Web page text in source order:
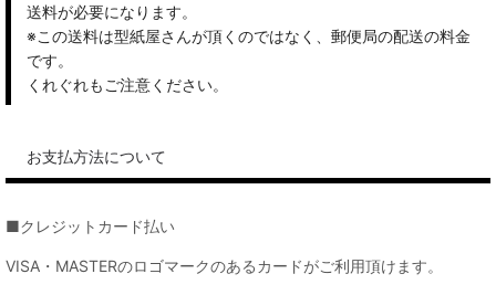
送料が必要になります。
※この送料は型紙屋さんが頂くのではなく、郵便局の配送の料金
です。
くれぐれもご注意ください。
お支払方法について
■クレジットカード払い
VISA・MASTERのロゴマークのあるカードがご利用頂けます。